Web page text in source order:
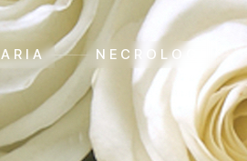
NECROLOGI